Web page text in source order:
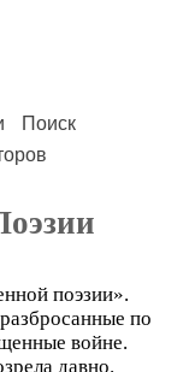
Поиск
поэзии».
по
войне.
давно.